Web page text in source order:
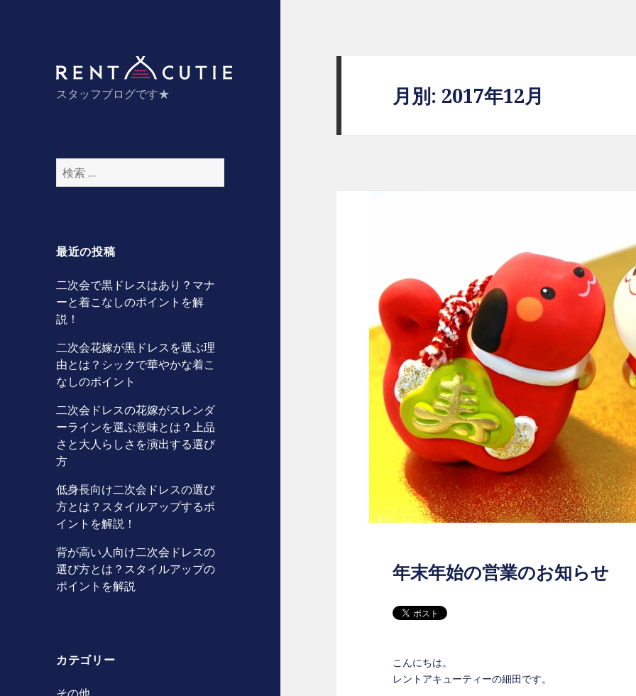
スタッフブログです★
検
最近の投稿
二次会で黒ドレスはあり？マナ
ーと着こなしのポイントを解
説！
二次会花嫁が黒ドレスを選ぶ理
由とは？シックで華やかな着こ
なしのポイント
二次会ドレスの花嫁がスレンダ
ーラインを選ぶ意味とは？上品
さと大人らしさを演出する選び
方
低身長向け二次会ドレスの選び
方とは？スタイルアップするポ
イントを解説！
背が高い人向け二次会ドレスの
選び方とは？スタイルアップの
ポイントを解説
カテゴリー
月別: 2017年12月
年末年始の営業のお知らせ
こんにちは。
レントアキューティーの細田です。